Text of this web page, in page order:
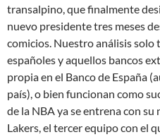
transalpino, que finalmente
nuevo presidente tres meses
comicios. Nuestro análisis solo
españoles y aquellos bancos
propia en el Banco de España
país), o bien funcionan como
de la NBA ya se entrena con
Lakers, el tercer equipo con el